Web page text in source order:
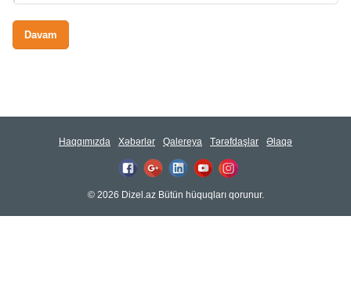
Haqqımızda Xəbərlər Qalereya Tərəfdaşlar Əlaqə
© 2026 Dizel.az Bütün hüquqları qorunur.